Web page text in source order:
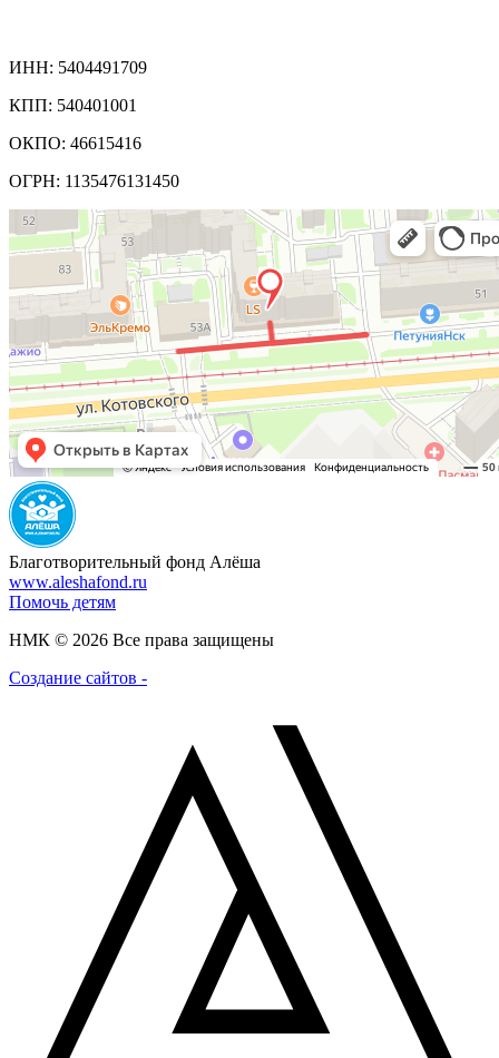
ИНН: 5404491709
КПП: 540401001
ОКПО: 46615416
ОГРН: 1135476131450
Благотворительный фонд Алёша
www.aleshafond.ru
Помочь детям
НМК © 2026 Все права защищены
Создание сайтов -